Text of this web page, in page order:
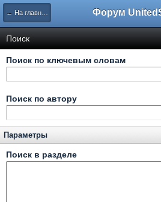
← На главную
Поиск
Поиск по ключевым словам
Поиск по автору
Параметры
Поиск в разделе